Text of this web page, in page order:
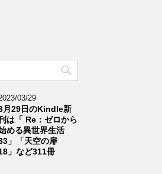
03/29
月29日のKindle新
は「 Re：ゼロから
める異世界生活
」「天空の扉
」など311冊